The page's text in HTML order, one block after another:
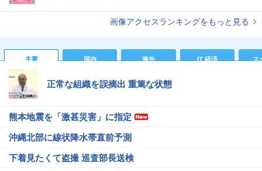
画像アクセスランキングをもっと見る
主要 国内 海外 IT 経済 ス
正常な組織を誤摘出 重篤な状態
熊本地震を「激甚災害」に指定
沖縄北部に線状降水帯直前予測
下着見たくて盗撮 巡査部長送検